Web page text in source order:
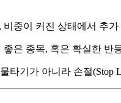
중이 커진 상태에서 추
은 종목, 혹은 확실한
타기가 아니라 손절(Stop